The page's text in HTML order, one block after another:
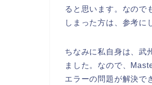
ると思います。なので
しまった方は、参考に
ちなみに私自身は、武
ました。なので、
エラーの問題が解決で